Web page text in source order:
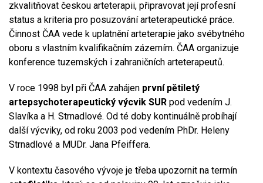
zkvalitňovat českou arteterapii, připravovat její profesní
status a kriteria pro posuzování arteterapeutické práce.
Činnost ČAA vede k uplatnění arteterapie jako svébytného
oboru s vlastním kvalifikačním zázemím. ČAA organizuje
konference tuzemských i zahraničních arteterapeutů.
V roce 1998 byl při ČAA zahájen první pětiletý
artepsychoterapeutický výcvik SUR pod vedením J.
Slavíka a H. Strnadlové. Od té doby kontinuálně probíhají
další výcviky, od roku 2003 pod vedením PhDr. Heleny
Strnadlové a MUDr. Jana Pfeiffera.
V kontextu časového vývoje je třeba upozornit na termín